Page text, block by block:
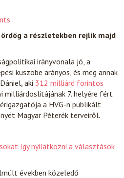
a részletekben rejlik majd
irányvonala jó, a
küszöbe arányos, és még annak
aki 312 milliárd forintos
milliárdoslitájának 7. helyére fért
a HVG-n publikált
Magyar Péterék terveiről.
így nyilatkozni a választások
években közeledő